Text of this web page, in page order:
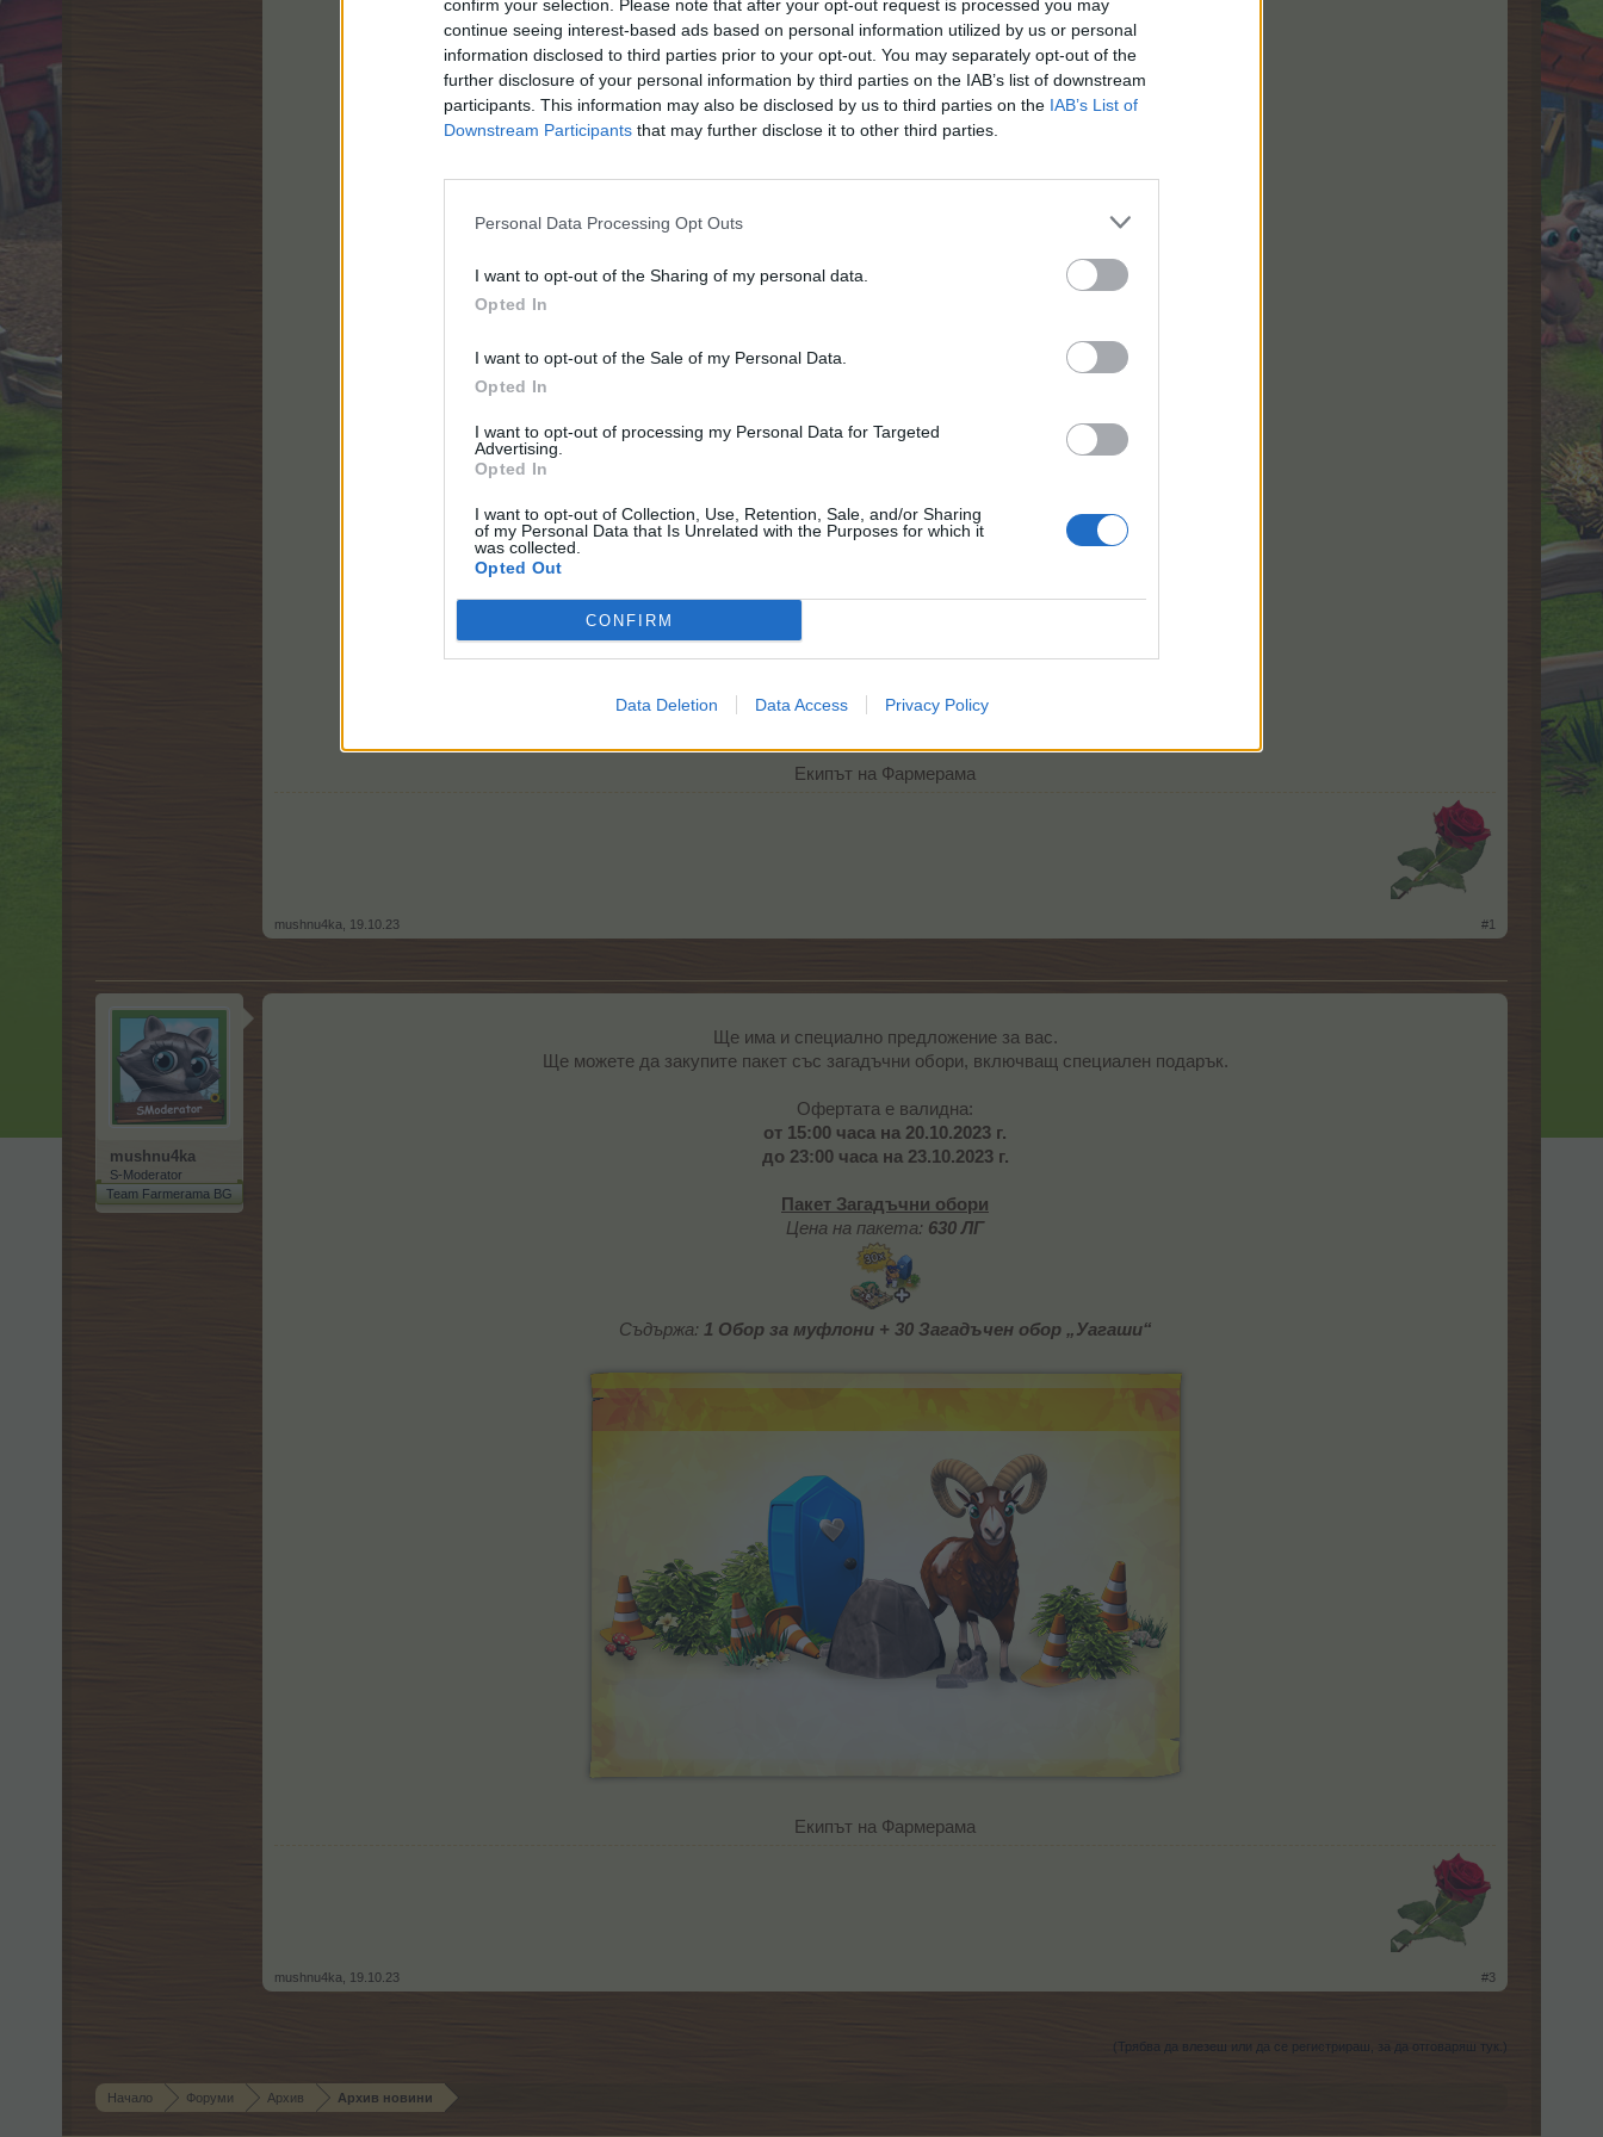
confirm your selection. Please note that after your opt-out request is processed you may
continue seeing interest-based ads based on personal information utilized by us or personal
information disclosed to third parties prior to your opt-out. You may separately opt-out of the
further disclosure of your personal information by third parties on the IAB’s list of downstream
participants. This information may also be disclosed by us to third parties on the IAB’s List of
Downstream Participants that may further disclose it to other third parties.
Personal Data Processing Opt Outs
I want to opt-out of the Sharing of my personal data.
Opted In
I want to opt-out of the Sale of my Personal Data.
Opted In
I want to opt-out of processing my Personal Data for Targeted
Advertising.
Opted In
I want to opt-out of Collection, Use, Retention, Sale, and/or Sharing
of my Personal Data that Is Unrelated with the Purposes for which it
was collected.
Opted Out
CONFIRM
Data Deletion Data Access Privacy Policy
Заедно с това в играта ще бъде въведен и нов постоянен куест
Куестовете в читалището
Екипът на Фармерама​
mushnu4ka 19.10.23 #1
mushnu4ka
S-Moderator
Team Farmerama BG
Ще има и специално предложение за вас.
Ще можете да закупите пакет със загадъчни обори, включващ специален подарък.
Офертата е валидна:
от 15:00 часа на 20.10.2023 г.
до 23:00 часа на 23.10.2023г.
Пакет Загадъчни обори
Цена на пакета: 630 ЛГ
Съдържа: 1 Обор за муфлони + 30 Загадъчен обор „Уагаши“
Екипът на Фармерама​
mushnu4ka 19.10.23 #3
(Трябва да влезеш или да се регистрираш, за да отговаряш тук.)
Начало Форуми Архив Архив новини